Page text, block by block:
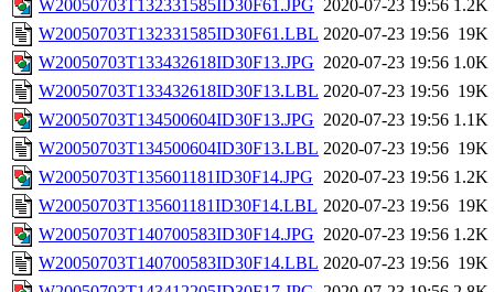
W20050703T132331585ID30F61.JPG 2020-07-23 19:56 1.2K
W20050703T132331585ID30F61.LBL 2020-07-23 19:56 19K
W20050703T133432618ID30F13.JPG 2020-07-23 19:56 1.0K
W20050703T133432618ID30F13.LBL 2020-07-23 19:56 19K
W20050703T134500604ID30F13.JPG 2020-07-23 19:56 1.1K
W20050703T134500604ID30F13.LBL 2020-07-23 19:56 19K
W20050703T135601181ID30F14.JPG 2020-07-23 19:56 1.2K
W20050703T135601181ID30F14.LBL 2020-07-23 19:56 19K
W20050703T140700583ID30F14.JPG 2020-07-23 19:56 1.2K
W20050703T140700583ID30F14.LBL 2020-07-23 19:56 19K